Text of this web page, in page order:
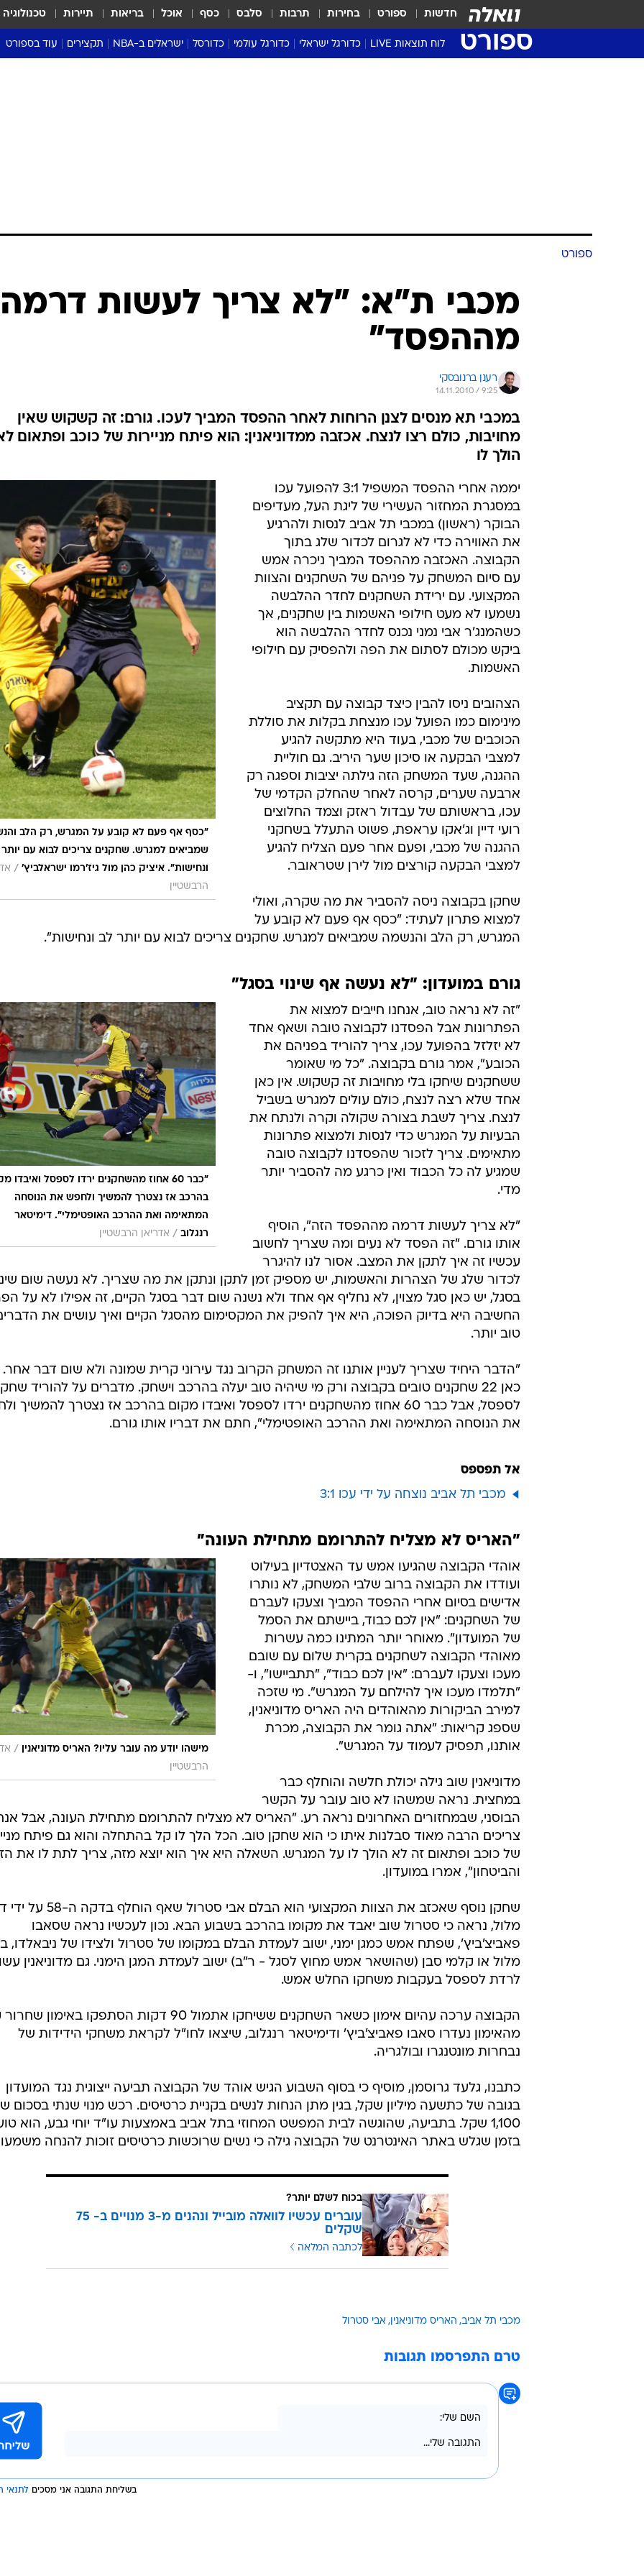
חדשות ספורט בחירות תרבות סלבס כסף אוכל בריאות תיירות טכנולוגיה
ספורט לוח תוצאות LIVE כדורגל ישראלי כדורגל עולמי כדורסל ישראלים ב-NBA תקצירים עוד בספורט
פוקר
כתבו לנו
ספורט
מכבי ת"א: "לא צריך לעשות דרמה
מההפסד"
רענן ברנובסקי
14.11.2010 / 9:25
במכבי תא מנסים לצנן הרוחות לאחר ההפסד המביך לעכו. גורם: זה קשקוש שאין
מחויבות, כולם רצו לנצח. אכזבה ממדוניאנין: הוא פיתח מניירות של כוכב ופתאום
הולך לו
"כסף אף פעם לא קובע על המגרש, רק הלב
שמביאים למגרש. שחקנים צריכים לבוא עם יותר
ונחישות". איציק כהן מול גיז'רמו ישראלביץ' /
הרבשטיין
יממה אחרי ההפסד המשפיל 3:1 להפועל עכו
במסגרת המחזור העשירי של ליגת העל, מעדיפים
הבוקר (ראשון) במכבי תל אביב לנסות ולהרגיע
את האווירה כדי לא לגרום לכדור שלג בתוך
הקבוצה. האכזבה מההפסד המביך ניכרה אמש
עם סיום המשחק על פניהם של השחקנים והצוות
המקצועי. עם ירידת השחקנים לחדר ההלבשה
נשמעו לא מעט חילופי האשמות בין שחקנים, אך
כשהמנג'ר אבי נמני נכנס לחדר ההלבשה הוא
ביקש מכולם לסתום את הפה ולהפסיק עם חילופי
האשמות.
הצהובים ניסו להבין כיצד קבוצה עם תקציב
מינימום כמו הפועל עכו מנצחת בקלות את סוללת
הכוכבים של מכבי, בעוד היא מתקשה להגיע
למצבי הבקעה או סיכון שער היריב. גם חוליית
ההגנה, שעד המשחק הזה גילתה יציבות וספגה רק
ארבעה שערים, קרסה לאחר שהחלק הקדמי של
עכו, בראשותם של עבדול ראזק וצמד החלוצים
רועי דיין וג'אקו עראפת, פשוט התעלל בשחקני
ההגנה של מכבי, ופעם אחר פעם הצליח להגיע
למצבי הבקעה קורצים מול לירן שטראובר.
שחקן בקבוצה ניסה להסביר את מה שקרה, ואולי
למצוא פתרון לעתיד: "כסף אף פעם לא קובע על
המגרש, רק הלב והנשמה שמביאים למגרש. שחקנים צריכים לבוא עם יותר לב ונחישות".
גורם במועדון: "לא נעשה אף שינוי בסגל"
"כבר 60 אחוז מהשחקנים ירדו לספסל ואיבדו
בהרכב אז נצטרך להמשיך ולחפש את הנוסחה
המתאימה ואת ההרכב האופטימלי". דימיטאר
רנגלוב / אדריאן הרבשטיין
"זה לא נראה טוב, אנחנו חייבים למצוא את
הפתרונות אבל הפסדנו לקבוצה טובה ושאף אחד
לא יזלזל בהפועל עכו, צריך להוריד בפניהם את
הכובע", אמר גורם בקבוצה. "כל מי שאומר
ששחקנים שיחקו בלי מחויבות זה קשקוש. אין כאן
אחד שלא רצה לנצח, כולם עולים למגרש בשביל
לנצח. צריך לשבת בצורה שקולה וקרה ולנתח את
הבעיות על המגרש כדי לנסות ולמצוא פתרונות
מתאימים. צריך לזכור שהפסדנו לקבוצה טובה
שמגיע לה כל הכבוד ואין כרגע מה להסביר יותר
מדי.
"לא צריך לעשות דרמה מההפסד הזה", הוסיף
אותו גורם. "זה הפסד לא נעים ומה שצריך לחשוב
עכשיו זה איך לתקן את המצב. אסור לנו להיגרר
לכדור שלג של הצהרות והאשמות, יש מספיק זמן לתקן ונתקן את מה שצריך. לא נעשה שום
בסגל, יש כאן סגל מצוין, לא נחליף אף אחד ולא נשנה שום דבר בסגל הקיים, זה אפילו לא על
החשיבה היא בדיוק הפוכה, היא איך להפיק את המקסימום מהסגל הקיים ואיך עושים את
טוב יותר.
"הדבר היחיד שצריך לעניין אותנו זה המשחק הקרוב נגד עירוני קרית שמונה ולא שום דבר אחר.
כאן 22 שחקנים טובים בקבוצה ורק מי שיהיה טוב יעלה בהרכב וישחק. מדברים על להוריד
לספסל, אבל כבר 60 אחוז מהשחקנים ירדו לספסל ואיבדו מקום בהרכב אז נצטרך להמשיך
את הנוסחה המתאימה ואת ההרכב האופטימלי", חתם את דבריו אותו גורם.
אל תפספס
מכבי תל אביב נוצחה על ידי עכו 3:1
"האריס לא מצליח להתרומם מתחילת העונה"
מישהו יודע מה עובר עליו? האריס מדוניאנין /
הרבשטיין
אוהדי הקבוצה שהגיעו אמש עד האצטדיון בעילוט
ועודדו את הקבוצה ברוב שלבי המשחק, לא נותרו
אדישים בסיום אחרי ההפסד המביך וצעקו לעברם
של השחקנים: "אין לכם כבוד, ביישתם את הסמל
של המועדון". מאוחר יותר המתינו כמה עשרות
מאוהדי הקבוצה לשחקנים בקרית שלום עם שובם
מעכו וצעקו לעברם: "אין לכם כבוד", "תתביישו", ו-
"תלמדו מעכו איך להילחם על המגרש". מי שזכה
למירב הביקורות מהאוהדים היה האריס מדוניאנין,
שספג קריאות: "אתה גומר את הקבוצה, מכרת
אותנו, תפסיק לעמוד על המגרש".
מדוניאנין שוב גילה יכולת חלשה והוחלף כבר
במחצית. נראה שמשהו לא טוב עובר על הקשר
הבוסני, שבמחזורים האחרונים נראה רע. "האריס לא מצליח להתרומם מתחילת העונה, אבל
צריכים הרבה מאוד סבלנות איתו כי הוא שחקן טוב. הכל הלך לו קל בהתחלה והוא גם פיתח
של כוכב ופתאום זה לא הולך לו על המגרש. השאלה היא איך הוא יוצא מזה, צריך לתת לו את
והביטחון", אמרו במועדון.
שחקן נוסף שאכזב את הצוות המקצועי הוא הבלם אבי סטרול שאף
מלול, נראה כי סטרול שוב יאבד את מקומו בהרכב בשבוע הבא. נכון לעכשיו נראה שסאבו
פאביצ'ביץ', שפתח אמש כמגן ימני, ישוב לעמדת הבלם במקומו של סטרול ולצידו של ניבאלדו,
מלול או קלמי סבן (שהושאר אמש מחוץ לסגל - ר"ב) ישוב לעמדת המגן הימני. גם מדוניאנין
לרדת לספסל בעקבות משחקו החלש אמש.
הקבוצה ערכה עהיום אימון כשאר השחקנים ששיחקו אתמול 90 דקות הסתפקו באימון
מהאימון נעדרו סאבו פאביצ'ביץ' ודימיטאר רנגלוב, שיצאו לחו"ל לקראת משחקי הידידות של
נבחרות מונטנגרו ובולגריה.
כתבנו, גלעד גרוסמן, מוסיף כי בסוף השבוע הגיש אוהד של הקבוצה תביעה ייצוגית נגד המועדון
בגובה של כתשעה מיליון שקל, בגין מתן הנחות לנשים בקניית כרטיסים. רכש מנוי שנתי בסכום
1,100 שקל. בתביעה, שהוגשה לבית המפשט המחוזי בתל אביב באמצעות עו"ד יוחי גבע, הוא
בזמן שגלש באתר האינטרנט של הקבוצה גילה כי נשים שרוכשות כרטיסים זוכות להנחה
בכוח לשלם יותר?
עוברים עכשיו לוואלה מובייל ונהנים מ-3 מנויים ב- 75
שקלים
לכתבה המלאה
מכבי תל אביב האריס מדוניאנין אבי סטרול
טרם התפרסמו תגובות
בשליחת התגובה אני מסכים לתנאי